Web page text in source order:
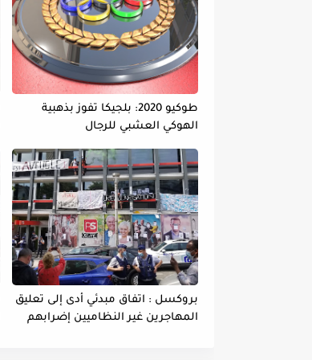
طوكيو 2020: بلجيكا تفوز بذهبية
الهوكي العشبي للرجال
بروكسل : اتفاق مبدئي أدى إلى تعليق
المهاجرين غير النظاميين إضرابهم